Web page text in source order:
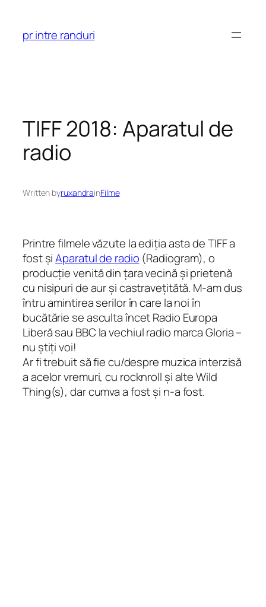
content
pr intre randuri
TIFF 2018: Aparatul de
radio
Written byruxandrainFilme
Printre filmele văzute la ediția asta de TIFF a
fost șiAparatul de radio (Radiogram), o
producție venită din țara vecină și prietenă
cu nisipuri de aur și castravețitătă. M-am dus
întru amintirea serilor în care la noi în
bucătărie se asculta încet Radio Europa
Liberă sau BBC la vechiul radio marca Gloria –
nu știți voi!
Ar fi trebuit să fie cu/despre muzica interzisă
a acelor vremuri, cu rocknroll și alte Wild
Thing(s), dar cumva a fost și n-a fost.